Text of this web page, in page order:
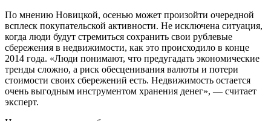
По мнению Новицкой, осенью может произойти очередной
всплеск покупательской активности. Не исключена ситуация,
когда люди будут стремиться сохранить свои рублевые
сбережения в недвижимости, как это происходило в конце
2014 года. «Люди понимают, что предугадать экономические
тренды сложно, а риск обесценивания валюты и потери
стоимости своих сбережений есть. Недвижимость остается
очень выгодным инструментом хранения денег», — считает
эксперт.